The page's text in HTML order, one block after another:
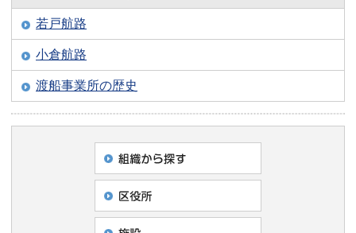
若戸航路
小倉航路
渡船事業所の歴史